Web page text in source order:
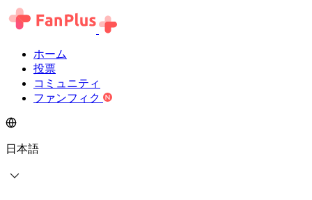
ホーム
投票
コミュニティ
ファンフィク
日本語